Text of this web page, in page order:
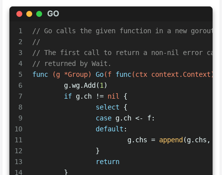
GO
1
2
3
4
5
6
7
8
9
10
11
12
13
14
// Go calls the given function in a new
//
// The first call to return a non-nil error
// returned by Wait.
func
(g *Group) Go(f func(ctx context.Context)
	g.wg.Add(
1 )
if g.ch != nil
{
select {
case g.ch <- f:
default :
			g.chs =
append (g.chs, f)
		}
return
	}